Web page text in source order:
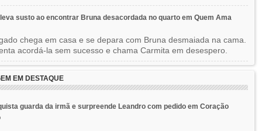
susto ao encontrar Bruna desacordada no quarto em Quem Ama
chega em casa e se depara com Bruna desmaiada na cama.
acordá-la sem sucesso e chama Carmita em desespero.
EM DESTAQUE
guarda da irmã e surpreende Leandro com pedido em Coração